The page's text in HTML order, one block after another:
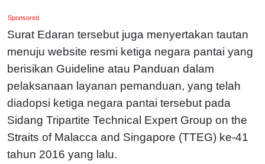
Sponsored
Surat Edaran tersebut juga menyertakan tautan
menuju website resmi ketiga negara pantai yang
berisikan Guideline atau Panduan dalam
pelaksanaan layanan pemanduan, yang telah
diadopsi ketiga negara pantai tersebut pada
Sidang Tripartite Technical Expert Group on the
Straits of Malacca and Singapore (TTEG) ke-41
tahun 2016 yang lalu.